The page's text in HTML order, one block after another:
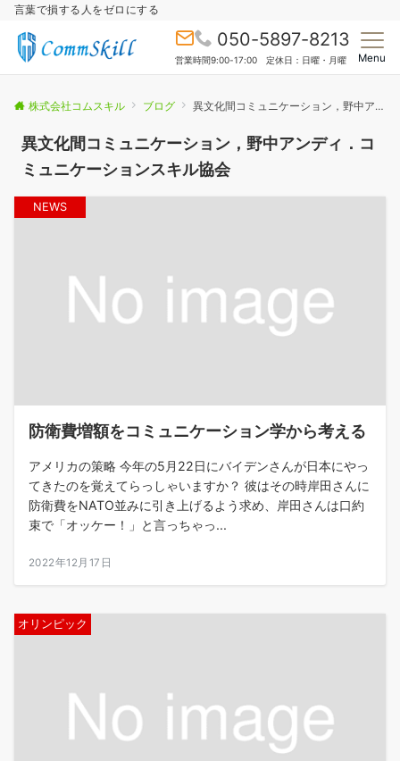
言葉で損する人をゼロにする
050-5897-8213
営業時間9:00-17:00 定休日：日曜・月曜 Menu
株式会社コムスキル ブログ 異文化間コミュニケーション，野中アンディ．コミュニケーションスキル協会
異文化間コミュニケーション，野中アンディ．コ
ミュニケーションスキル協会
NEWS
防衛費増額をコミュニケーション学から考える
アメリカの策略 今年の5月22日にバイデンさんが日本にやっ
てきたのを覚えてらっしゃいますか？ 彼はその時岸田さんに
防衛費をNATO並みに引き上げるよう求め、岸田さんは口約
束で「オッケー！」と言っちゃっ...
2022年12月17日
オリンピック